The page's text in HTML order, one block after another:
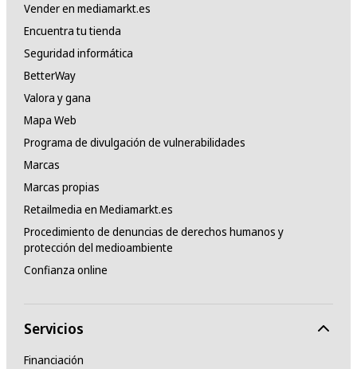
Vender en mediamarkt.es
Encuentra tu tienda
Seguridad informática
BetterWay
Valora y gana
Mapa Web
Programa de divulgación de vulnerabilidades
Marcas
Marcas propias
Retailmedia en Mediamarkt.es
Procedimiento de denuncias de derechos humanos y
protección del medioambiente
Confianza online
Servicios
Financiación